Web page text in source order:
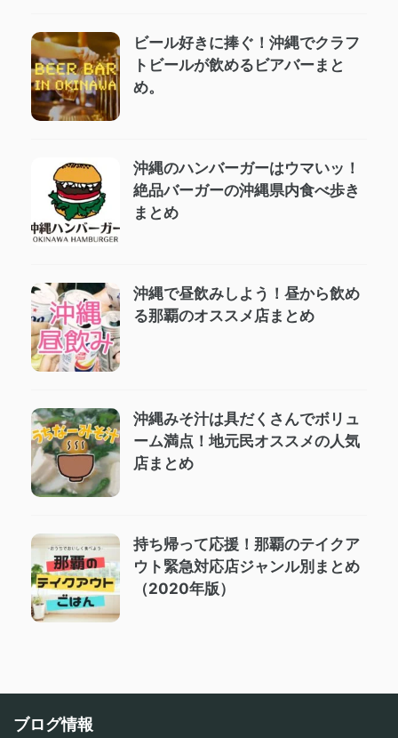
ビール好きに捧ぐ！沖縄でクラフ
トビールが飲めるビアバーまと
め。
沖縄のハンバーガーはウマいッ！
絶品バーガーの沖縄県内食べ歩き
まとめ
沖縄で昼飲みしよう！昼から飲め
る那覇のオススメ店まとめ
沖縄みそ汁は具だくさんでボリュ
ーム満点！地元民オススメの人気
店まとめ
持ち帰って応援！那覇のテイクア
ウト緊急対応店ジャンル別まとめ
（2020年版）
ブログ情報